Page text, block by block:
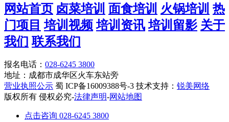
网站首页 卤菜培训 面食培训 火锅培训 热
门项目 培训视频 培训资讯 培训留影 关于
我们 联系我们
报名电话： 028-6245 3800
地址：成都市成华区火车东站旁
营业执照公示 蜀 ICP备16009388号-3 技术支持： 锐美网络
版权所有 侵权必究-法律声明-网站地图
点击咨询 028-6245 3800